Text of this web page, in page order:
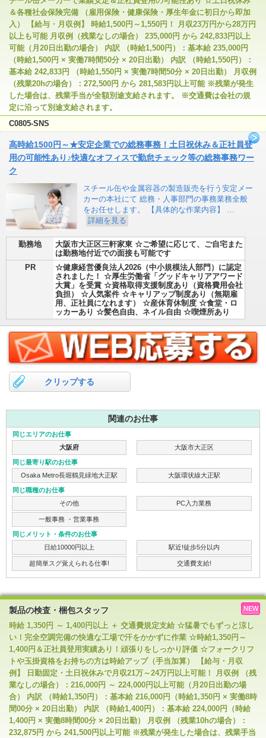
＆各種社会保険完備 （雇用保険・健康保険・厚生年金に初日から即加
入） 【給与・月収例】 時給1,500円～1,550円！ 月収23万円から28万円
以上も可能 月収例（残業なしの場合） 235,000円 から 242,833円以上
可能（月20日出勤の場合） 内訳 （時給1,500円）：基本給 235,000円
（時給1,500円 × 実働7時間50分 × 20日出勤） 内訳 （時給1,550円）：
基本給 242,833円 （時給1,550円 × 実働7時間50分 × 20日出勤） 月収例
（残業20hの場合）：272,500円 から 281,583円以上可能 ※残業が発生
した場合は、残業手当が全額別途支給されます。 ※交通費は会社の規
定に沿って別途支給されます。
C0805-SNS
高時給1500円～★安定企業での総務事務！土日祝休み＆正社員登
用の可能性あり♪快適なオフィスで勤怠チェック等の総務事務ワー
ク
スチール缶や金属容器の製造販売を行う安定メー
カーの本社にて 総務・人事部門の事務業務全般
をお任せします。 【具体的な作業内容】 …
詳細を見る
勤務地
大阪市大正区三軒家東 ☆ご希望に応じて、ご自宅また
は勤務地付近での面接も可能です
PR
☆健康経営優良法人2026（中小規模法人部門）に認定
されました！ ☆厚生労働省「グッドキャリアアワード
大賞」を受賞 ☆資格取得支援制度あり（資格費用会社
負担） ☆人気案件 ☆キャリアップ制度あり（無期雇
用、正社員になれます） ☆産休育休制度 ☆食堂・ロ
ッカーあり ☆髪色自由、ネイル自由 ☆喫煙所あり
クリップする
関連のお仕事
同じエリアのお仕事
大阪府
大阪市大正区
同じ最寄り駅のお仕事
Osaka Metro長堀鶴見緑地大正駅
大阪環状線大正駅
同じ職種のお仕事
その他
PC入力業務
一般事務 ・営業事務
同じメリット・条件のお仕事
日給10000円以上
駅近!徒歩5分以内
超簡単スグ覚えられる仕事! 交通費支給!
NEW
製品の検査・梱包スタッフ
時給 1,350円 ～ 1,400円以上 ＋ 交通費規定支給 ☆猛暑でもずっと涼し
い！完全空調完備の快適な工場で汗をかかずに作業 ☆時給1,350円～
1,400円＆正社員登用実績あり！頑張りをしっかり評価 ☆フォークリフ
トや玉掛資格をお持ちの方は時給アップ（手当加算） 【給与・月収
例】 日勤固定・土日祝休みで月収21万～24万円以上可能！ 月収例 （残
業なしの場合）：216,000円 ～ 224,000円以上可能（月20日出勤の場
合） 内訳 （時給1,350円）：基本給 216,000円（時給1,350円 × 実働8時
間00分 × 20日出勤） 内訳 （時給1,400円）：基本給 224,000円（時給
1,400円 × 実働8時間00分 × 20日出勤） 月収例 （残業10hの場合）：
232,875円 から 241,500円以上可能 ※残業が発生した場合は、残業手当